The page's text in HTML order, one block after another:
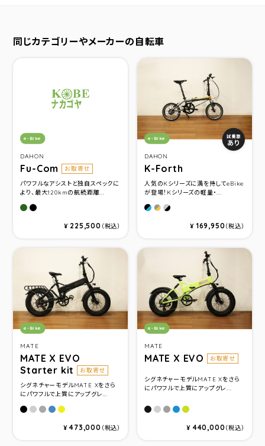
同じカテゴリーやメーカーの自転車
DAHON
Fu-Com お取寄せ
カテゴリ：
e-Bike
パワフルなアシストと独自スペックに
より、最大120kmの航続距離...
カーキ
マットブラック
¥ 225,500 （税込）
DAHON
K-Forth
カテゴリ：
e-Bike 試乗車
あり
人気のKシリーズに満を持してeBike
が登場！Kシリーズの軽量・...
Ocean Blue
Sunset Orange
Ice Breeze
¥ 169,950（税込）
MATE
MATE X EVO
Starter kit
お取寄せ
カテゴリ：
e-Bike
シグネチャーモデルMATE Xをさら
にパワフルで上質にアップグレ...
Subdued Black
Ghost Gravity
Silver Comet
Ocean Shimmer
Citrus Beat
¥473,000 （税込）
MATE
MATE X EVO お取寄せ
カテゴリ：
e-Bike
シグネチャーモデルMATE Xをさら
にパワフルで上質にアップグレ...
Subdued Black
Ghost Gravity
Silver Comet
Ocean Shimmer
Citrus Beat
¥ 440,000（税込）